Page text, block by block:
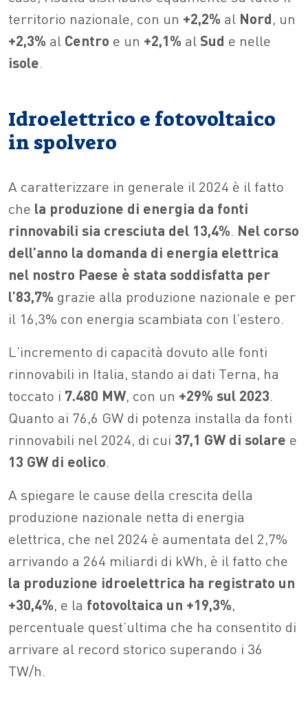
territorio nazionale, con un +2,2% al Nord, un
+2,3% al Centro e un +2,1% alSud e nelle
isole.
Idroelettrico e fotovoltaico
in spolvero
A caratterizzare in generale il 2024 è il fatto
che la produzione di energia da fonti
rinnovabili sia cresciuta del 13,4%. Nel corso
dell’anno la domanda di energia elettrica
nel nostro Paese è stata soddisfatta per
l’83,7% grazie alla produzione nazionale e per
il 16,3% con energia scambiata con l’estero.
L’incremento di capacità dovuto alle fonti
rinnovabili in Italia, stando ai dati Terna, ha
toccato i 7.480 MW, con un +29% sul 2023.
Quanto ai 76,6 GW di potenza installa da fonti
rinnovabili nel 2024, di cui 37,1 GW di solare e
13 GW di eolico.
A spiegare le cause della crescita della
produzione nazionale netta di energia
elettrica, che nel 2024 è aumentata del 2,7%
arrivando a 264 miliardi di kWh, è il fatto che
la produzione idroelettrica ha registrato un
+30,4%, e la fotovoltaica un +19,3%,
percentuale quest’ultima che ha consentito di
arrivare al record storico superando i 36
TW/h.